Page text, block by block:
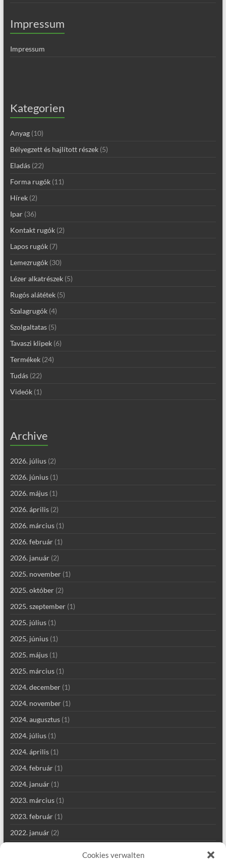
Cookies verwalten
Impressum
Impressum
Kategorien
Anyag(10)
Bélyegzett és hajlított részek(5)
Eladás(22)
Forma rugók(11)
Hírek(2)
Ipar(36)
Kontakt rugók(2)
Lapos rugók(7)
Lemezrugók(30)
Lézer alkatrészek(5)
Rugós alátétek(5)
Szalagrugók(4)
Szolgaltatas(5)
Tavaszi klipek(6)
Termékek(24)
Tudás(22)
Videók(1)
Archive
2026. július(2)
2026. június(1)
2026. május(1)
2026. április(2)
2026. március(1)
2026. február(1)
2026. január(2)
2025. november(1)
2025. október(2)
2025. szeptember(1)
2025. július(1)
2025. június(1)
2025. május(1)
2025. március(1)
2024. december(1)
2024. november(1)
2024. augusztus(1)
2024. július(1)
2024. április(1)
2024. február(1)
2024. január(1)
2023. március(1)
2023. február(1)
2022. január(2)